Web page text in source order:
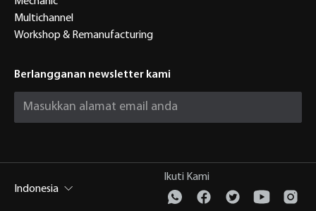
Multichannel
Workshop & Remanufacturing
Berlangganan newsletter kami
Indonesia
Ikuti Kami